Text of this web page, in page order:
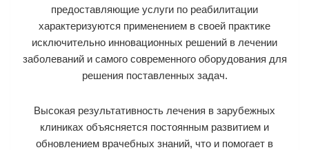
предоставляющие услуги по реабилитации
характеризуются применением в своей практике
исключительно инновационных решений в лечении
заболеваний и самого современного оборудования для
решения поставленных задач.
Высокая результативность лечения в зарубежных
клиниках объясняется постоянным развитием и
обновлением врачебных знаний, что и помогает в